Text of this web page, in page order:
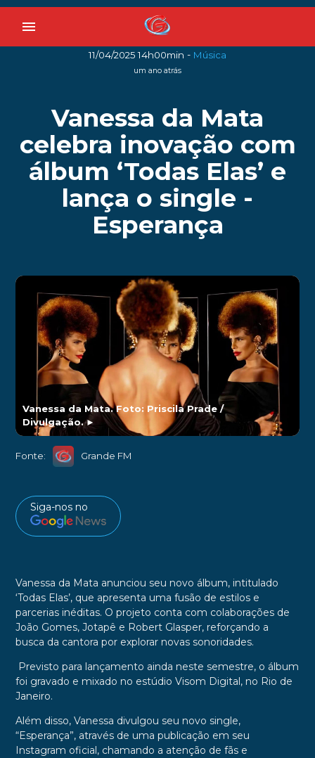
menu
11/04/2025 14h00min - Música
um ano atrás
Vanessa da Mata
celebra inovação com
álbum ‘Todas Elas’ e
lança o single -
Esperança
Vanessa da Mata. Foto: Priscila Prade /
Divulgação.►
Fonte: Grande FM
Siga-nos no
Vanessa da Mata anunciou seu novo álbum, intitulado
‘Todas Elas’, que apresenta uma fusão de estilos e
parcerias inéditas. O projeto conta com colaborações de
João Gomes, Jotapê e Robert Glasper, reforçando a
busca da cantora por explorar novas sonoridades.
Previsto para lançamento ainda neste semestre, o álbum
foi gravado e mixado no estúdio Visom Digital, no Rio de
Janeiro.
Além disso, Vanessa divulgou seu novo single,
“Esperança”, através de uma publicação em seu
Instagram oficial, chamando a atenção de fãs e